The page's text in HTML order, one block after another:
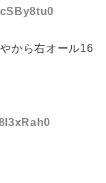
から右オール16